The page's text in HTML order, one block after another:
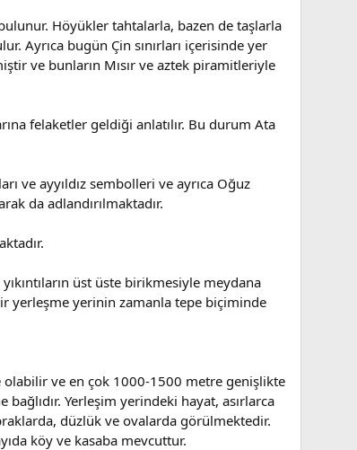
Höyükler tahtalarla, bazen de taşlarla
Ayrıca bugün Çin sınırları içerisinde yer
ve bunların Mısır ve aztek piramitleriyle
felaketler geldiği anlatılır. Bu durum Ata
ve ayyıldız sembolleri ve ayrıca Oğuz
da adlandırılmaktadır.
üst üste birikmesiyle meydana
yerleşme yerinin zamanla tepe biçiminde
ve en çok 1000-1500 metre genişlikte
Yerleşim yerindeki hayat, asırlarca
düzlük ve ovalarda görülmektedir.
köy ve kasaba mevcuttur.